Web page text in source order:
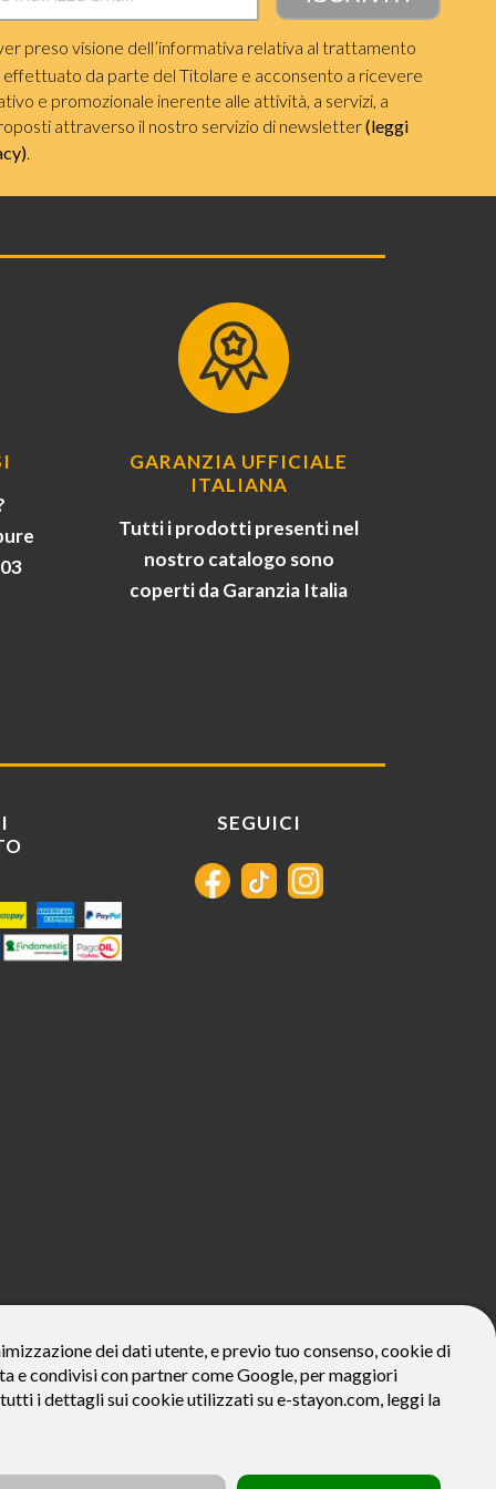
preso visione dell’informativa relativa al trattamento
effettuato da parte del Titolare e acconsento a ricevere
e promozionale inerente alle attività, a servizi, a
attraverso il nostro servizio di newsletter(leggi
.
GARANZIA UFFICIALE
ITALIANA
Tutti i prodotti presenti nel
nostro catalogo sono
coperti da Garanzia Italia
SEGUICI
del bene € 800, Tan fisso 12,24% Taeg 12,95%, in 23
prima rata a 90 giorni. Al fine di gestire le tue spese in modo
condizioni economiche e contrattuali, facendo riferimento
(StayON) opera quale intermediario del credito per
dei dati utente, e previo tuo consenso, cookie di
condivisi con partner come Google, per maggiori
i dettagli sui cookie utilizzati su e-stayon.com, leggi la